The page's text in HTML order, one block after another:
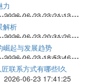
力
2026-06-23 23:21:13
解析
2026-06-23 20:31:26
崛起与发展趋势
2026-06-23 18:53:46
联系方式有哪些I久
2026-06-23 17:41:25